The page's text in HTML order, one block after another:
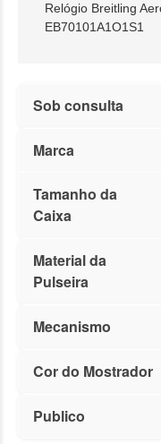
Relógio Breitling
EB70101A1O1S1
Sob consulta
Marca
Tamanho da
Caixa
Material da
Pulseira
Mecanismo
Cor do Mostrador
Publico